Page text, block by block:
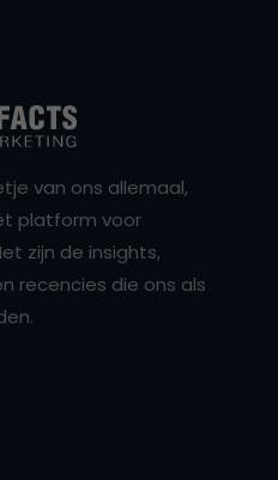
van ons allemaal,
platform voor
zijn de insights,
recencies die ons als